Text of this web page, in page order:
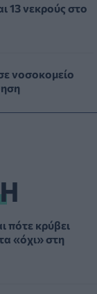
13 νεκρούς στο
νοσοκομείο
πότε κρύβει
«όχι» στη